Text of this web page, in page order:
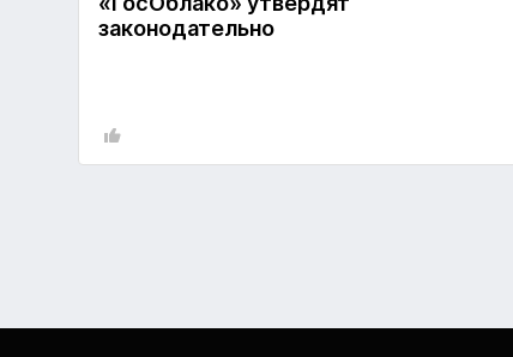
законодательно